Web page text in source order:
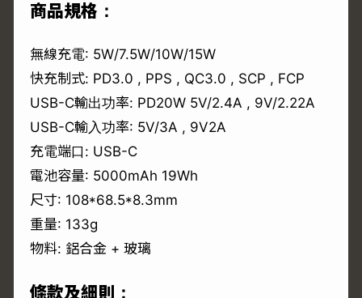
商品規格：
無線充電: 5W/7.5W/10W/15W
快充制式: PD3.0 , PPS , QC3.0 , SCP , FCP
USB-C輸出功率: PD20W 5V/2.4A , 9V/2.22A
USB-C輸入功率: 5V/3A , 9V2A
充電端口: USB-C
電池容量: 5000mAh 19Wh
尺寸: 108*68.5*8.3mm
重量: 133g
物料: 鋁合金 + 玻璃
條款及細則：